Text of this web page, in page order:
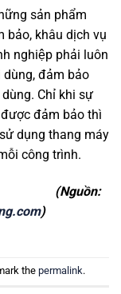
sản phẩm
bảo, khâu dịch vụ
nghiệp phải luôn
đảm bảo
Chỉ khi sự
đảm bảo thì
dụng thang máy
công trình.
(Nguồn:
)
the permalink.